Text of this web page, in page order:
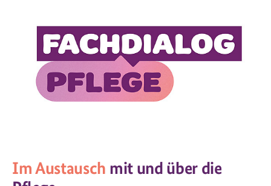
Im Austausch mit und über die